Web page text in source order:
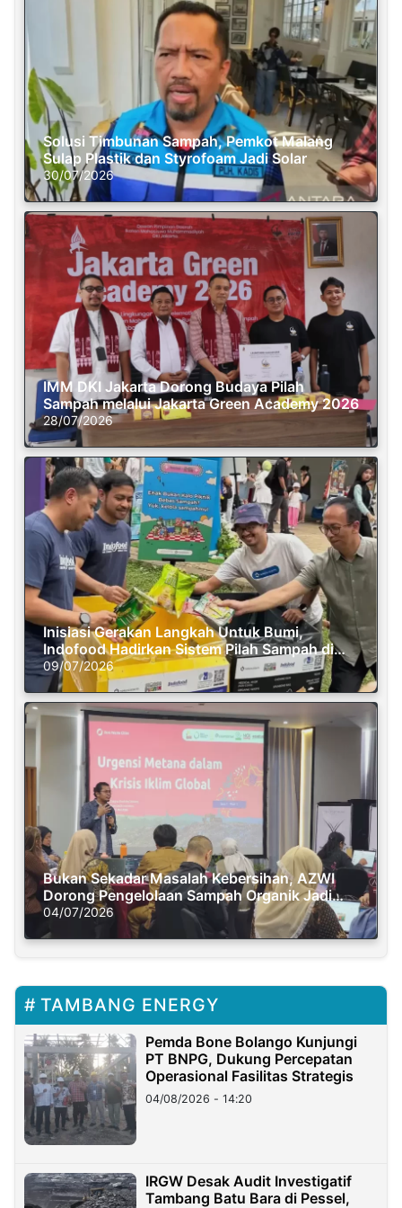
Solusi Timbunan Sampah, Pemkot Malang
Sulap Plastik dan Styrofoam Jadi Solar
30/07/2026
IMM DKI Jakarta Dorong Budaya Pilah
Sampah melalui Jakarta Green Academy 2026
28/07/2026
Inisiasi Gerakan Langkah Untuk Bumi,
Indofood Hadirkan Sistem Pilah Sampah di
Semasa Piknik
09/07/2026
Bukan Sekadar Masalah Kebersihan, AZWI
Dorong Pengelolaan Sampah Organik Jadi
Solusi Krisis Iklim
04/07/2026
TAMBANG ENERGY
Pemda Bone Bolango Kunjungi
PT BNPG, Dukung Percepatan
Operasional Fasilitas Strategis
04/08/2026 - 14:20
IRGW Desak Audit Investigatif
Tambang Batu Bara di Pessel,